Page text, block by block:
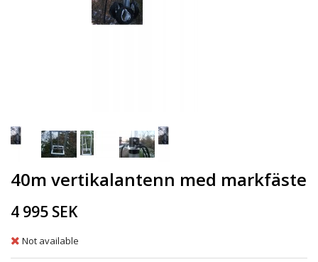
40m vertikalantenn med markfäste
4 995 SEK
Not available